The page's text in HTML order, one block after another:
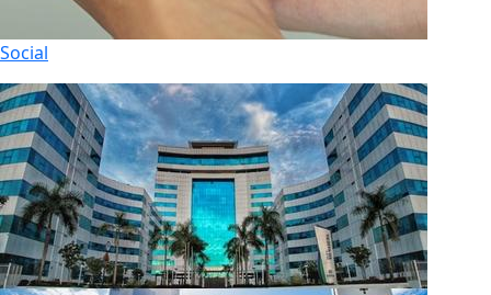
Social